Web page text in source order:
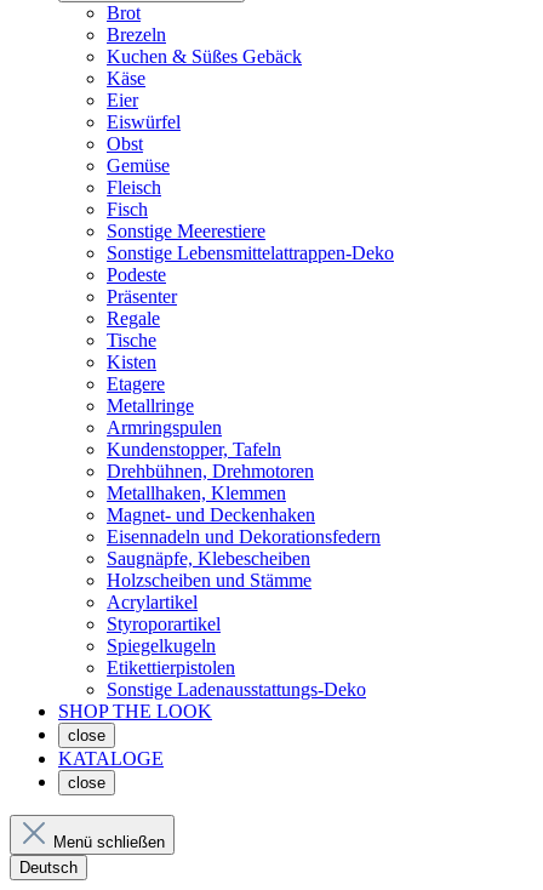
Brot
Brezeln
Kuchen & Süßes Gebäck
Käse
Eier
Eiswürfel
Obst
Gemüse
Fleisch
Fisch
Sonstige Meerestiere
Sonstige Lebensmittelattrappen-Deko
Podeste
Präsenter
Regale
Tische
Kisten
Etagere
Metallringe
Armringspulen
Kundenstopper, Tafeln
Drehbühnen, Drehmotoren
Metallhaken, Klemmen
Magnet- und Deckenhaken
Eisennadeln und Dekorationsfedern
Saugnäpfe, Klebescheiben
Holzscheiben und Stämme
Acrylartikel
Styroporartikel
Spiegelkugeln
Etikettierpistolen
Sonstige Ladenausstattungs-Deko
SHOP THE LOOK
close
KATALOGE
close
Menü schließen
Deutsch